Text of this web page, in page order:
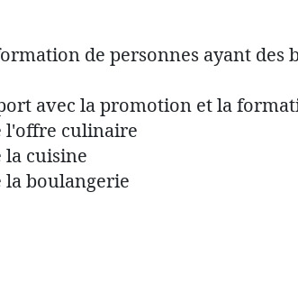
de personnes ayant des
avec la promotion et la
l'offre culinaire
la cuisine
la boulangerie